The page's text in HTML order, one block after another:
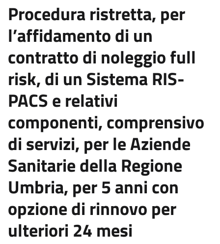
Link
Procedura ristretta, per
l’affidamento di un
contratto di noleggio full
risk, di un Sistema RIS-
PACS e relativi
componenti, comprensivo
di servizi, per le Aziende
Sanitarie della Regione
Umbria, per 5 anni con
opzione di rinnovo per
ulteriori 24 mesi